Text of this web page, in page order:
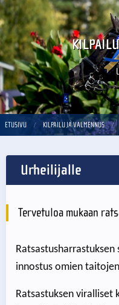
ETUSIVU KILPAILU JA VALMENNUS
Urheilijalle
Tervetuloa mukaan
innostus omien
Ratsastuksen viralliset